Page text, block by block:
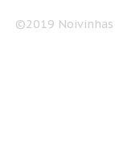
©2019